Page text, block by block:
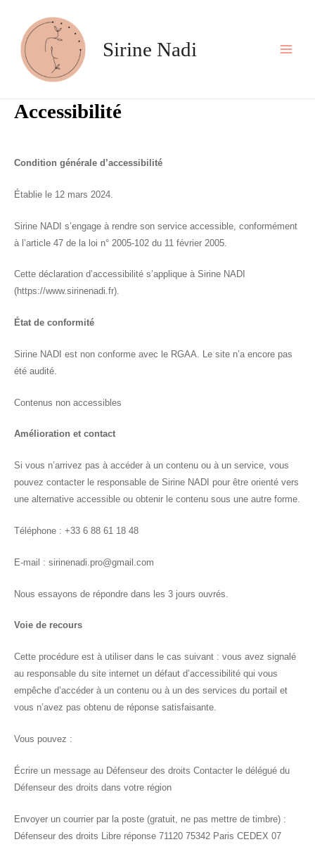
contenu
Sirine Nadi
Accessibilité
Condition générale d’accessibilité
Établie le 12 mars 2024.
Sirine NADI s’engage à rendre son service accessible, conformément
à l’article 47 de la loi n° 2005-102 du 11 février 2005.
Cette déclaration d’accessibilité s’applique à Sirine NADI
(https://www.sirinenadi.fr).
État de conformité
Sirine NADI est non conforme avec le RGAA. Le site n’a encore pas
été audité.
Contenus non accessibles
Amélioration et contact
Si vous n’arrivez pas à accéder à un contenu ou à un service, vous
pouvez contacter le responsable de Sirine NADI pour être orienté vers
une alternative accessible ou obtenir le contenu sous une autre forme.
Téléphone : +33 6 88 61 18 48
E-mail : sirinenadi.pro@gmail.com
Nous essayons de répondre dans les 3 jours ouvrés.
Voie de recours
Cette procédure est à utiliser dans le cas suivant : vous avez signalé
au responsable du site internet un défaut d’accessibilité qui vous
empêche d’accéder à un contenu ou à un des services du portail et
vous n’avez pas obtenu de réponse satisfaisante.
Vous pouvez :
Écrire un message au Défenseur des droits Contacter le délégué du
Défenseur des droits dans votre région
Envoyer un courrier par la poste (gratuit, ne pas mettre de timbre) :
Défenseur des droits Libre réponse 71120 75342 Paris CEDEX 07